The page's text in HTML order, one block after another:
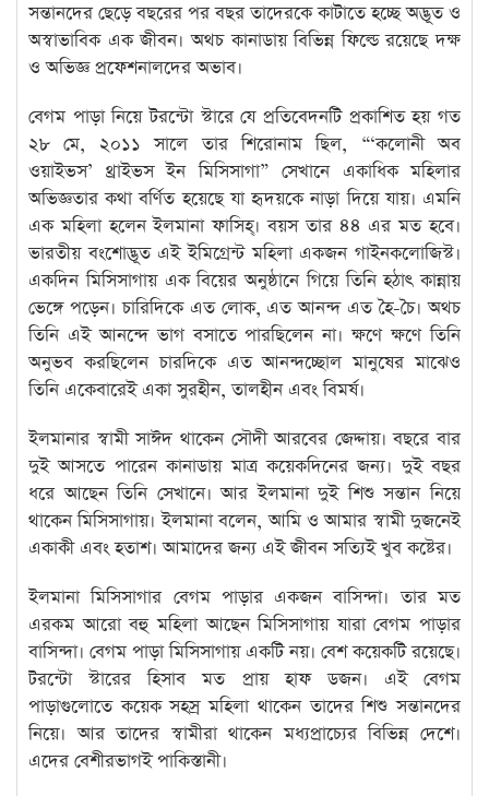
সন্তানদের ছেড়ে বছরের পর বছর তাদেরকে কাটাতে হচ্ছে অদ্ভূত ও
অস্বাভাবিক এক জীবন। অথচ কানাডায় বিভিন্ন ফিল্ডে রয়েছে দক্ষ
ও অভিজ্ঞ প্রফেশনালদের অভাব।
বেগম পাড়া নিয়ে টরন্টো স্টারে যে প্রতিবেদনটি প্রকাশিত হয় গত
২৮ মে, ২০১১ সালে তার শিরোনাম ছিল, “‘কলোনী অব
ওয়াইভস’ থ্রাইভস ইন মিসিসাগা” সেখানে একাধিক মহিলার
অভিজ্ঞতার কথা বর্ণিত হয়েছে যা হৃদয়কে নাড়া দিয়ে যায়। এমনি
এক মহিলা হলেন ইলমানা ফাসিহ্। বয়স তার ৪৪ এর মত হবে।
ভারতীয় বংশোদ্ভূত এই ইমিগ্রেন্ট মহিলা একজন গাইনকলোজিস্ট।
একদিন মিসিসাগায় এক বিয়ের অনুষ্ঠানে গিয়ে তিনি হঠাৎ কান্নায়
ভেঙ্গে পড়েন। চারিদিকে এত লোক, এত আনন্দ এত হৈ-চৈ। অথচ
তিনি এই আনন্দে ভাগ বসাতে পারছিলেন না। ক্ষণে ক্ষণে তিনি
অনুভব করছিলেন চারদিকে এত আনন্দচ্ছোল মানুষের মাঝেও
তিনি একেবারেই একা সুরহীন, তালহীন এবং বিমর্ষ।
ইলমানার স্বামী সাঈদ থাকেন সৌদী আরবের জেদ্দায়। বছরে বার
দুই আসতে পারেন কানাডায় মাত্র কয়েকদিনের জন্য। দুই বছর
ধরে আছেন তিনি সেখানে। আর ইলমানা দুই শিশু সন্তান নিয়ে
থাকেন মিসিসাগায়। ইলমানা বলেন, আমি ও আমার স্বামী দুজনেই
একাকী এবং হতাশ। আমাদের জন্য এই জীবন সত্যিই খুব কষ্টের।
ইলমানা মিসিসাগার বেগম পাড়ার একজন বাসিন্দা। তার মত
এরকম আরো বহু মহিলা আছেন মিসিসাগায় যারা বেগম পাড়ার
বাসিন্দা। বেগম পাড়া মিসিসাগায় একটি নয়। বেশ কয়েকটি রয়েছে।
টরন্টো স্টারের হিসাব মত প্রায় হাফ ডজন। এই বেগম
পাড়াগুলোতে কয়েক সহস্র মহিলা থাকেন তাদের শিশু সন্তানদের
নিয়ে। আর তাদের স্বামীরা থাকেন মধ্যপ্রাচ্যের বিভিন্ন দেশে।
এদের বেশীরভাগই পাকিস্তানী।